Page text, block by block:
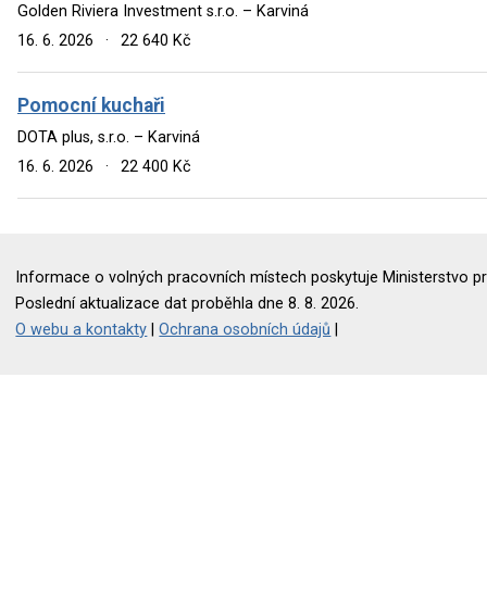
Golden Riviera Investment s.r.o. – Karviná
16. 6. 2026
· 22 640 Kč
Pomocní kuchaři
DOTA plus, s.r.o. – Karviná
16. 6. 2026
· 22 400 Kč
Informace o volných pracovních místech poskytuje Ministerstvo
Poslední aktualizace dat proběhla dne 8. 8. 2026.
O webu a kontakty |Ochrana osobních údajů